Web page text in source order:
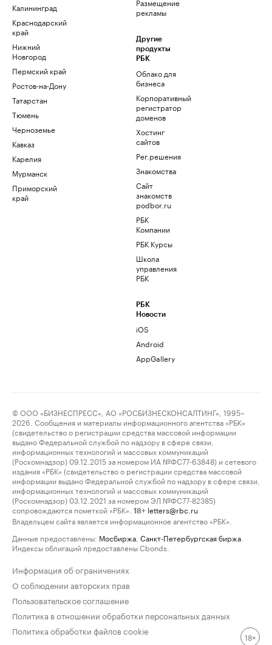
Калининград
Краснодарский
край
Нижний
Новгород
Пермский край
Ростов-на-Дону
Татарстан
Тюмень
Черноземье
Кавказ
Карелия
Мурманск
Приморский
край
рекламы
Другие
продукты
РБК
Облако для
бизнеса
Корпоративный
регистратор
доменов
Хостинг
сайтов
Рег.решения
Знакомства
Сайт
знакомств
podbor.ru
РБК
Компании
РБК Курсы
Школа
управления
РБК
РБК
Новости
iOS
Android
AppGallery
© ООО «БИЗНЕСПРЕСС», АО «РОСБИЗНЕСКОНСАЛТИНГ», 1995–
2026. Сообщения и материалы информационного агентства «РБК»
(свидетельство о регистрации средства массовой информации
выдано Федеральной службой по надзору в сфере связи,
информационных технологий и массовых коммуникаций
(Роскомнадзор) 09.12.2015 за номером ИА №ФС77-63848) и сетевого
издания «РБК» (свидетельство о регистрации средства массовой
информации выдано Федеральной службой по надзору в сфере связи,
информационных технологий и массовых коммуникаций
(Роскомнадзор) 03.12.2021 за номером ЭЛ №ФС77-82385)
сопровождаются пометкой «РБК».
18+ letters@rbc.ru
Владельцем сайта является информационное агентство «РБК».
Данные предоставлены: Мосбиржа Санкт-Петербургская биржа
Индексы облигаций предоставлены Cbonds.
Информация об ограничениях
О соблюдении авторских прав
Пользовательское соглашение
Политика в отношении обработки персональных данных
Политика обработки файлов cookie
18+